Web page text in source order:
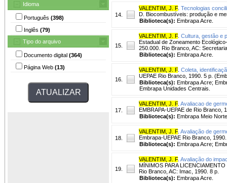
Idioma
Português (398)
Inglês (79)
Tipo do arquivo
Documento digital (364)
Página Web (13)
14.
VALENTIM, J. F. Tecnologias
D. Biocombustíveis: produção e
Biblioteca(s): Embrapa Acre.
15.
VALENTIM, J. F. Cultura, gestão e
Estadual de Zoneamento
250.000. Rio Branco, AC:
Biblioteca(s): Embrapa Acre.
16.
VALENTIM, J. F. Coleta,
UEPAE Rio Branco, 1990. 5 p.
Biblioteca(s): Embrapa Acre;
Embrapa Unidades Centrais.
17.
VALENTIM, J. F. Avaliacao de
EMBRAPA-UEPAE de Rio Branco,
Biblioteca(s): Embrapa Meio
18.
VALENTIM, J. F. Avaliação de
Embrapa-UEPAE Rio Branco,
Biblioteca(s): Embrapa Acre;
19.
VALENTIM, J. F. Avaliação do
MÍNIMOS PARA
Rio Branco, AC: Imac, 1990. 8 p.
Biblioteca(s): Embrapa Acre.